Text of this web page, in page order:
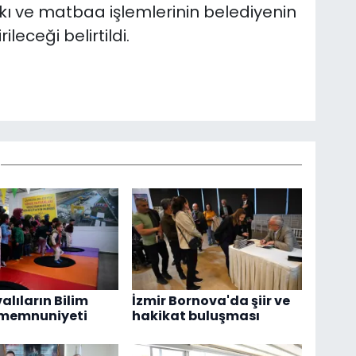
ve matbaa işlemlerinin belediyenin
belirtildi.
Bilim
İzmir Bornova'da şiir ve
hakikat buluşması